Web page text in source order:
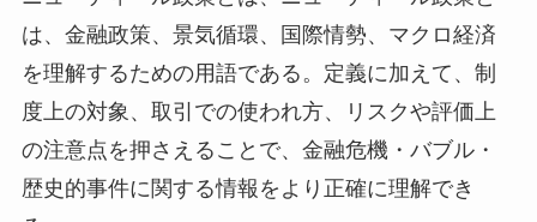
は、金融政策、景気循環、国際情勢、マクロ経済
を理解するための用語である。定義に加えて、制
度上の対象、取引での使われ方、リスクや評価上
の注意点を押さえることで、金融危機・バブル・
歴史的事件に関する情報をより正確に理解でき